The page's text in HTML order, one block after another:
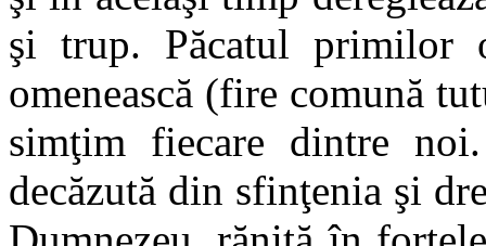
şi trup. Păcatul primilor
omenească (fire comună
simţim fiecare dintre
decăzută din sfinţenia şi